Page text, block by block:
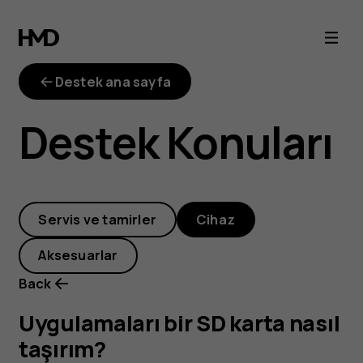
Uygulamaları
bir
SD
karta
nasıl
taşırım?
Destek ana sayfa
Destek Konuları
Servis ve tamirler Cihaz
Aksesuarlar
Back
Uygulamaları bir SD karta nasıl
taşırım?